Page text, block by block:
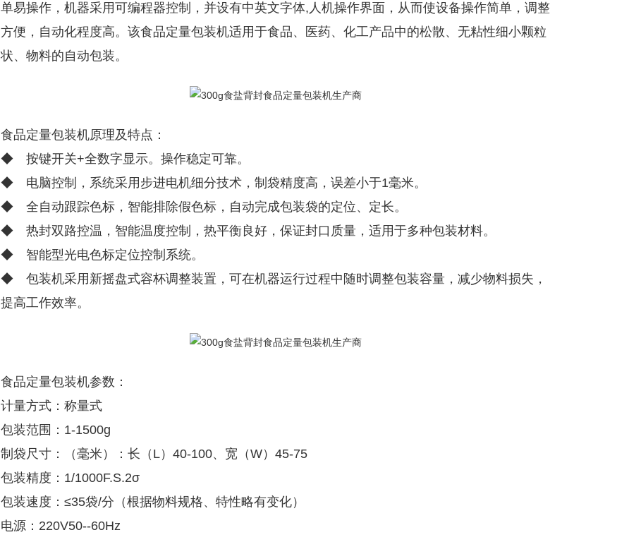
单易操作，机器采用可编程器控制，并设有中英文字体,人机操作界面，从而使设备操作简单，调整
方便，自动化程度高。该食品定量包装机适用于食品、医药、化工产品中的松散、无粘性细小颗粒
状、物料的自动包装。
食品定量包装机原理及特点：
◆ 按键开关+全数字显示。操作稳定可靠。
◆ 电脑控制，系统采用步进电机细分技术，制袋精度高，误差小于1毫米。
◆ 全自动跟踪色标，智能排除假色标，自动完成包装袋的定位、定长。
◆ 热封双路控温，智能温度控制，热平衡良好，保证封口质量，适用于多种包装材料。
◆ 智能型光电色标定位控制系统。
◆ 包装机采用新摇盘式容杯调整装置，可在机器运行过程中随时调整包装容量，减少物料损失，
提高工作效率。
食品定量包装机参数：
计量方式：称量式
包装范围：1-1500g
制袋尺寸：（毫米）：长（L）40-100、宽（W）45-75
包装精度：1/1000F.S.2σ
包装速度：≤35袋/分（根据物料规格、特性略有变化）
电源：220V50--60Hz